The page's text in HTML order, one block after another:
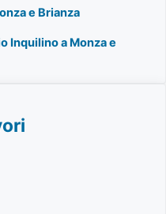
e Brianza
Inquilino a Monza e